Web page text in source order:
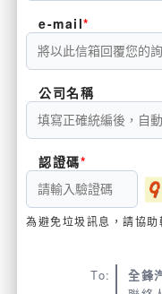
e-mail
公司名稱
認證碼
為避免垃圾訊息，請協
To:
全鋒